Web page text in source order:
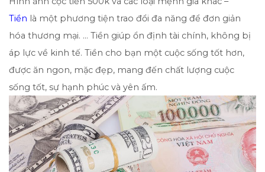
Tiền là một phương tiện trao đổi đa năng để đơn giản
hóa thương mại. … Tiền giúp ổn định tài chính, không bị
áp lực về kinh tế. Tiền cho bạn một cuộc sống tốt hơn,
được ăn ngon, mặc đẹp, mang đến chất lượng cuộc
sống tốt, sự hạnh phúc và yên ấm.